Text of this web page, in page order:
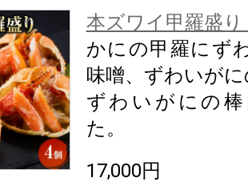
本ズワイ甲羅盛り
かにの甲羅にず
味噌、ずわいが
ずわいがにの
た。
17,000円